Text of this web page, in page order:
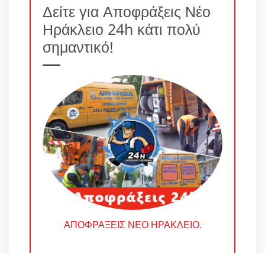
Δείτε για Αποφράξεις Νέο
Ηράκλειο 24h κάτι πολύ
σημαντικό!
ΑΠΟΦΡΑΞΕΙΣ ΝΕΟ ΗΡΑΚΛΕΙΟ.